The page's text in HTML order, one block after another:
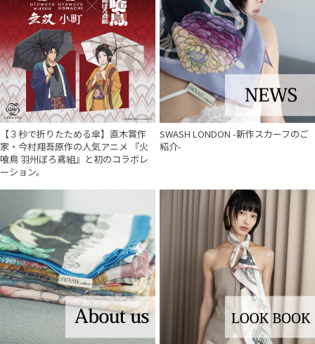
【３秒で折りたためる傘】直木賞作
家・今村翔吾原作の人気アニメ 『火
喰鳥 羽州ぼろ鳶組』と初のコラボレ
ーション。
SWASH LONDON -新作スカーフのご
紹介-